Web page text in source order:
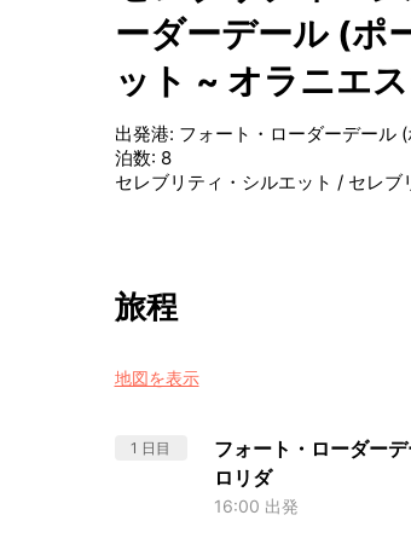
ーダーデール (ポ
ット ~ オラニエ
出発港: フォート・ローダーデール
泊数: 8
セレブリティ・シルエット / セレブ
旅程
地図を表示
1 日目
フォート・ローダー
ロリダ
16:00 出発